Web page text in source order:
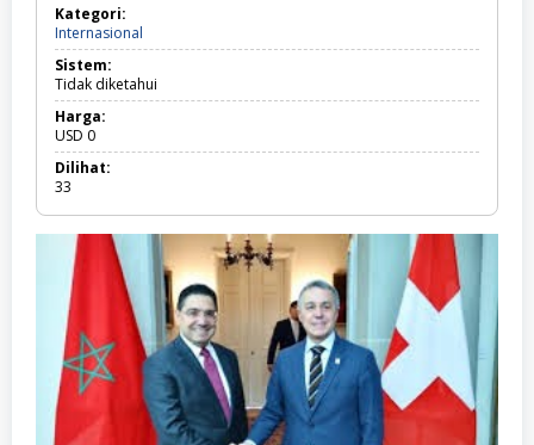
Kategori:
Internasional
n
e
a
Sistem:
Tidak diketahui
Harga:
USD 0
Dilihat:
33